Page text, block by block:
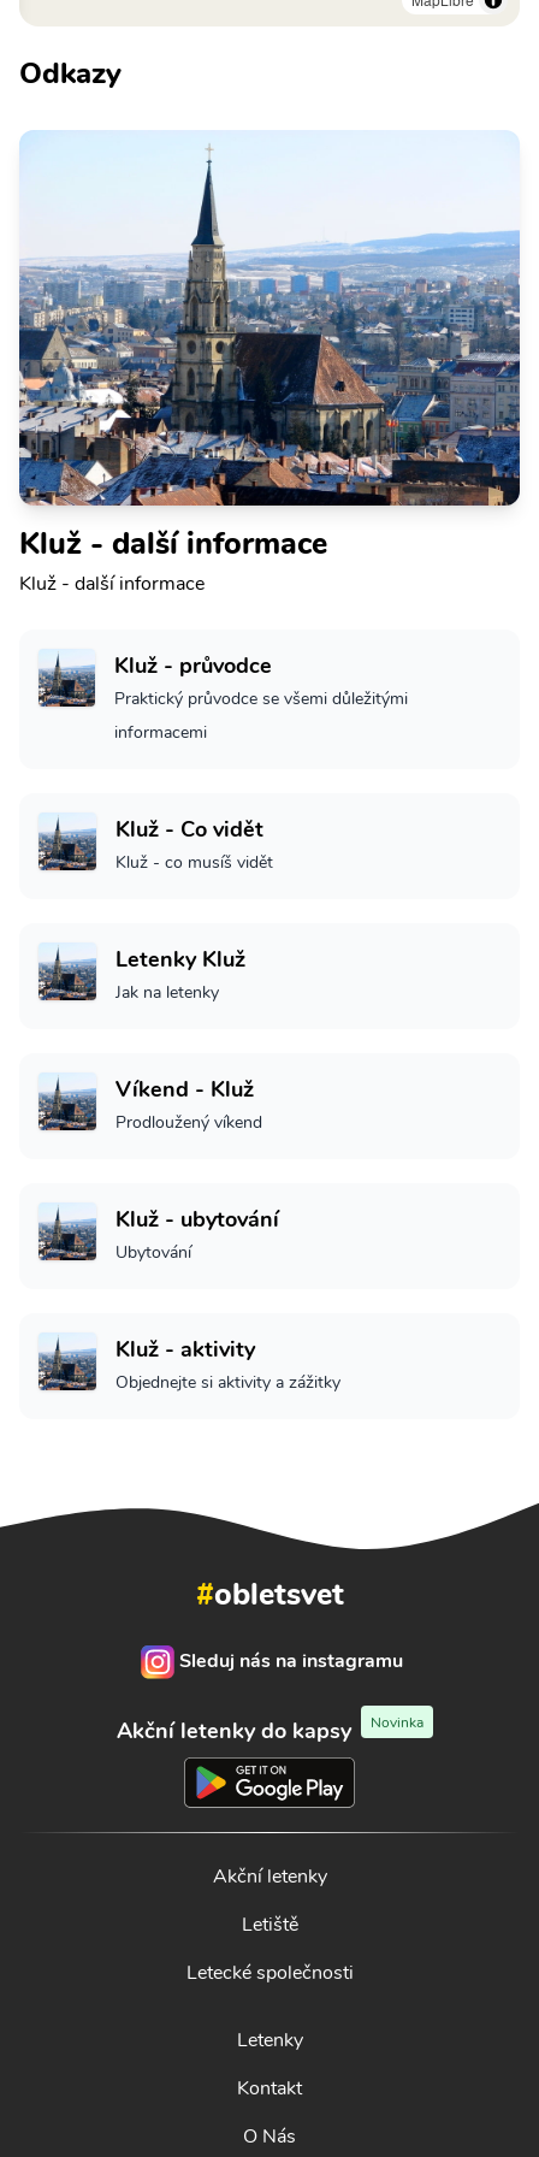
Odkazy
Kluž - další informace
Kluž - další informace
Kluž - průvodce
Praktický průvodce se všemi důležitými
informacemi
Kluž - Co vidět
Kluž - co musíš vidět
Letenky Kluž
Jak na letenky
Víkend - Kluž
Prodloužený víkend
Kluž - ubytování
Ubytování
Kluž - aktivity
Objednejte si aktivity a zážitky
#obletsvet
Sleduj nás na instagramu
Akční letenky do kapsy Novinka
Akční letenky
Letiště
Letecké společnosti
Letenky
Kontakt
O Nás